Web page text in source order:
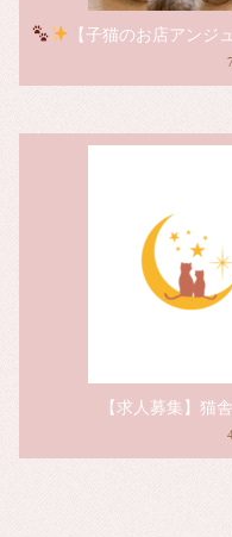
【子猫のお店アンジュ
【求人募集】猫